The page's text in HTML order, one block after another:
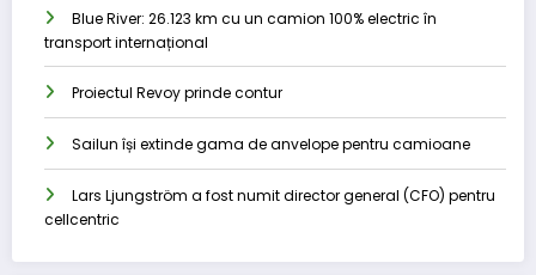
Blue River: 26.123 km cu un camion 100% electric în
transport internațional
Proiectul Revoy prinde contur
Sailun își extinde gama de anvelope pentru camioane
Lars Ljungström a fost numit director general (CFO) pentru
cellcentric